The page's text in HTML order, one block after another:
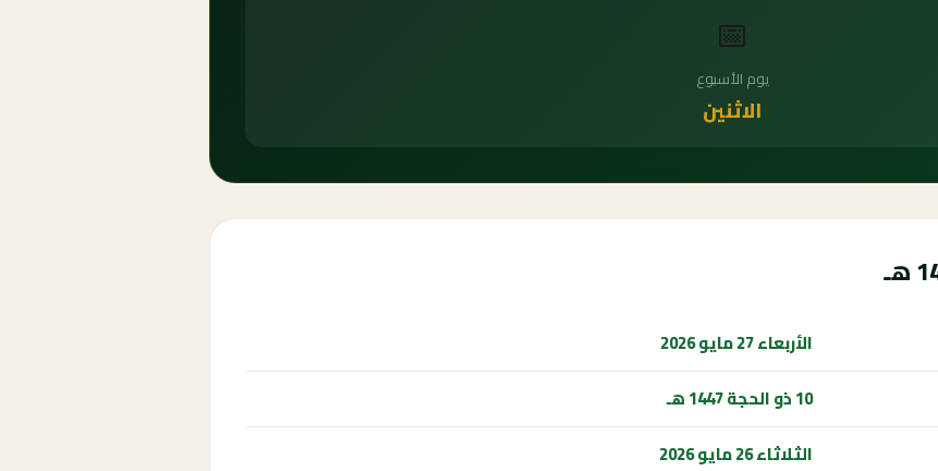
📅
يوم الأسبوع
الاثنين
الأربعاء 27 مايو 2026
10 ذو الحجة 1447 هـ
الثلاثاء 26 مايو 2026